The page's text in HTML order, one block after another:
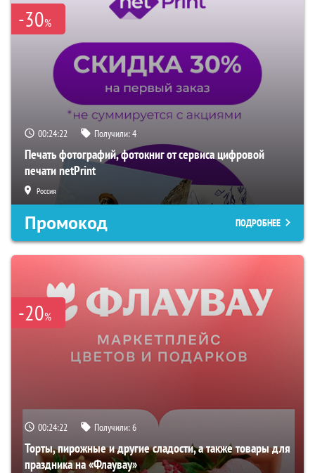
-30%
00:24:21 Получили:4
Печать фотографий, фотокниг от сервиса цифровой
печати netPrint
Россия
Промокод ПОДРОБНЕЕ
-20%
00:24:21 Получили:6
Торты, пирожные и другие сладости, а также товары для
праздника на «Флаувау»